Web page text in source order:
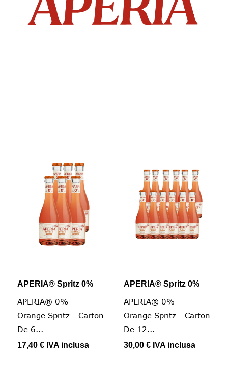
APERIA® Spritz 0%
APERIA® 0% -
Orange Spritz - Carton
De 6...
17,40 € IVA inclusa
APERIA® Spritz 0%
APERIA® 0% -
Orange Spritz - Carton
De 12...
30,00 € IVA inclusa